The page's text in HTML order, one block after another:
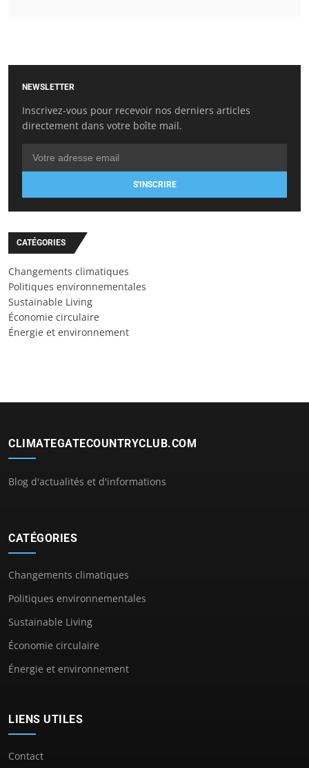
NEWSLETTER
Inscrivez-vous pour recevoir nos derniers articles
directement dans votre boîte mail.
S'INSCRIRE
CATÉGORIES
Changements climatiques
Politiques environnementales
Sustainable Living
Économie circulaire
Énergie et environnement
CLIMATEGATECOUNTRYCLUB.COM
Blog d'actualités et d'informations
CATÉGORIES
Changements climatiques
Politiques environnementales
Sustainable Living
Économie circulaire
Énergie et environnement
LIENS UTILES
Contact